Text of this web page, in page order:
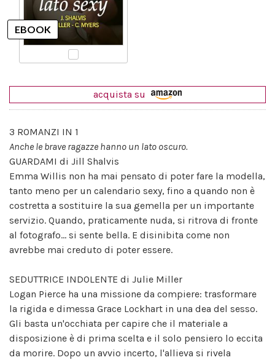
acquista su
3 ROMANZI IN 1
Anche le brave ragazze hanno un lato oscuro.
GUARDAMI di Jill Shalvis
Emma Willis non ha mai pensato di poter fare la modella,
tanto meno per un calendario sexy, fino a quando non è
costretta a sostituire la sua gemella per un importante
servizio. Quando, praticamente nuda, si ritrova di fronte
al fotografo... si sente bella. E disinibita come non
avrebbe mai creduto di poter essere.
SEDUTTRICE INDOLENTE di Julie Miller
Logan Pierce ha una missione da compiere: trasformare
la rigida e dimessa Grace Lockhart in una dea del sesso.
Gli basta un'occhiata per capire che il materiale a
disposizione è di prima scelta e il solo pensiero lo eccita
da morire. Dopo un avvio incerto, l'allieva si rivela